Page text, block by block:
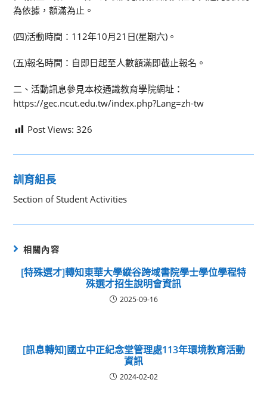
為依據，額滿為止。
(四)活動時間：112年10月21日(星期六)。
(五)報名時間：自即日起至人數額滿即截止報名。
二、活動訊息參見本校通識教育學院網址：
https://gec.ncut.edu.tw/index.php?Lang=zh-tw
Post Views: 326
訓育組長
Section of Student Activities
相關內容
[特殊選才]轉知東華大學縱谷跨域書院學士學位學程特
殊選才招生說明會資訊
2025-09-16
[訊息轉知]國立中正紀念堂管理處113年環境教育活動
資訊
2024-02-02